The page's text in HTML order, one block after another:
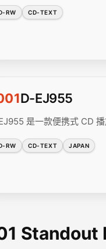
RW CD-TEXT
D-EJ955
是一款便携式 CD
RW CD-TEXT JAPAN
Standout